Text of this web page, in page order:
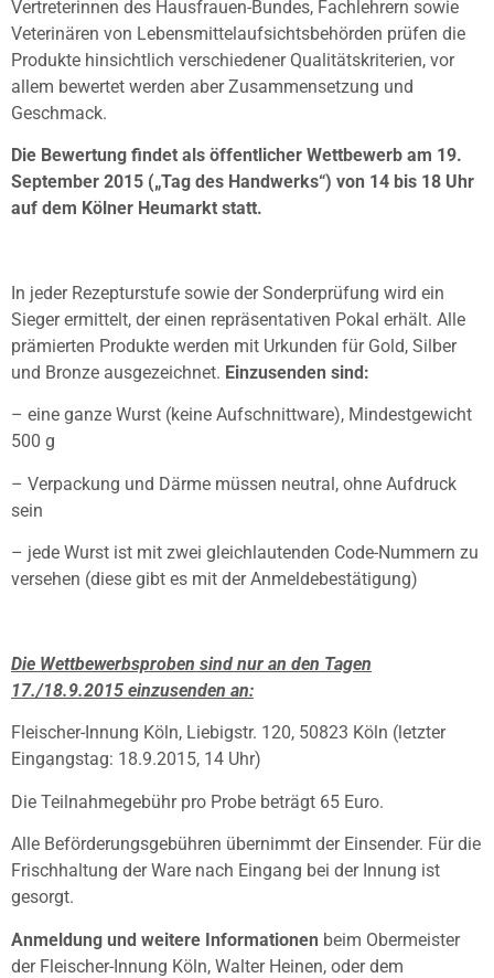
Vertreterinnen des Hausfrauen-Bundes, Fachlehrern sowie
Veterinären von Lebensmittelaufsichtsbehörden prüfen die
Produkte hinsichtlich verschiedener Qualitätskriterien, vor
allem bewertet werden aber Zusammensetzung und
Geschmack.
Die Bewertung findet als öffentlicher Wettbewerb am 19.
September 2015 („Tag des Handwerks“) von 14 bis 18 Uhr
auf dem Kölner Heumarkt statt.
In jeder Rezepturstufe sowie der Sonderprüfung wird ein
Sieger ermittelt, der einen repräsentativen Pokal erhält. Alle
prämierten Produkte werden mit Urkunden für Gold, Silber
und Bronze ausgezeichnet. Einzusenden sind:
– eine ganze Wurst (keine Aufschnittware), Mindestgewicht
500 g
– Verpackung und Därme müssen neutral, ohne Aufdruck
sein
– jede Wurst ist mit zwei gleichlautenden Code-Nummern zu
versehen (diese gibt es mit der Anmeldebestätigung)
Die Wettbewerbsproben sind nur an den Tagen
17./18.9.2015 einzusenden an:
Fleischer-Innung Köln, Liebigstr. 120, 50823 Köln (letzter
Eingangstag: 18.9.2015, 14 Uhr)
Die Teilnahmegebühr pro Probe beträgt 65 Euro.
Alle Beförderungsgebühren übernimmt der Einsender. Für die
Frischhaltung der Ware nach Eingang bei der Innung ist
gesorgt.
Anmeldung und weitere Informationen beim Obermeister
der Fleischer-Innung Köln, Walter Heinen, oder dem